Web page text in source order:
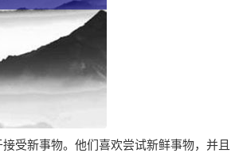
受新事物。他们喜欢尝试新鲜事物，并且